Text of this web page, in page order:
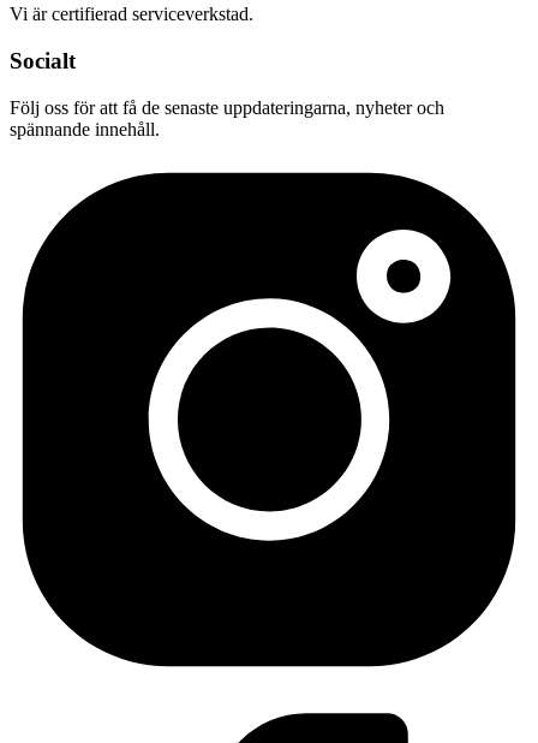
Vi är certifierad serviceverkstad.
Socialt
Följ oss för att få de senaste uppdateringarna, nyheter och
spännande innehåll.